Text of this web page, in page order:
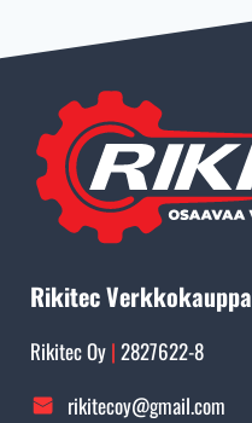
Rikitec Verkkokauppa
Rikitec Oy | 2827622-8
rikitecoy@gmail.com